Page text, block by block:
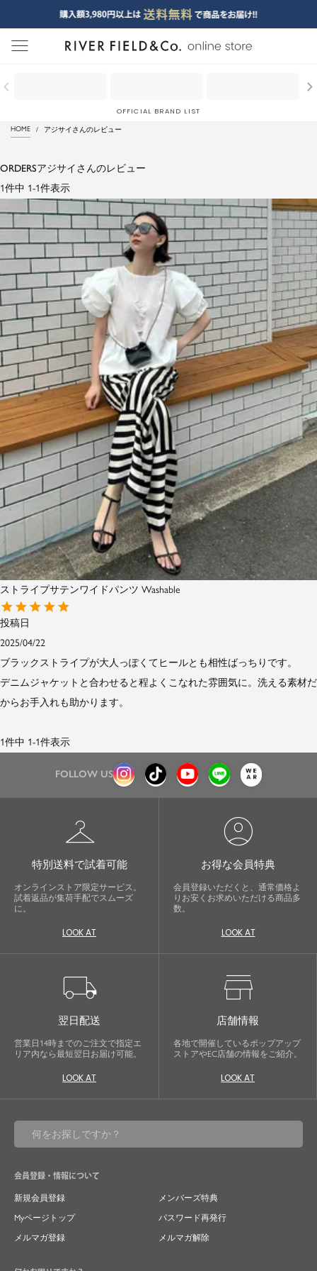
menu
OFFICIAL BRAND LIST
HOME アジサイさんのレビュー
ORDERSアジサイさんのレビュー
1件中 1-1件表示
ストライプサテンワイドパンツ Washable
投稿日
2025/04/22
ブラックストライプが大人っぽくてヒールとも相性ばっちりです。
デニムジャケットと合わせると程よくこなれた雰囲気に。洗える素材だ
からお手入れも助かります。
1件中 1-1件表示
FOLLOW US
checkroom
特別送料で試着可能
オンラインストア限定サービス。
試着返品が集荷手配でスムーズ
に。
LOOK AT
account_circle
お得な会員特典
会員登録いただくと、通常価格よ
りお安くお求めいただける商品多
数。
LOOK AT
local_shipping
翌日配送
営業日14時までのご注文で指定エ
リア内なら最短翌日お届け可能。
LOOK AT
store
店舗情報
各地で開催しているポップアップ
ストアやEC店舗の情報をご紹介。
LOOK AT
会員登録・情報について
新規会員登録
メンバーズ特典
Myページトップ
パスワード再発行
メルマガ登録
メルマガ解除